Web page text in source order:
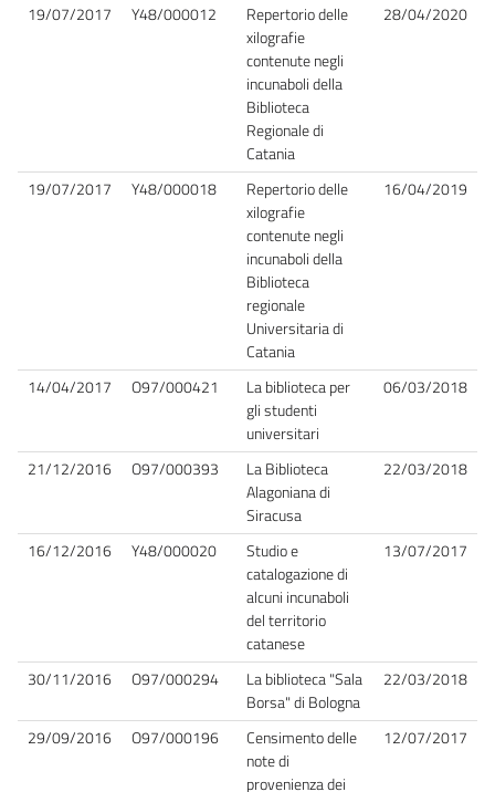
19/07/2017 Y48/000012
Repertorio delle
xilografie
contenute negli
incunaboli della
Biblioteca
Regionale di
Catania
28/04/2020
19/07/2017 Y48/000018
Repertorio delle
xilografie
contenute negli
incunaboli della
Biblioteca
regionale
Universitaria di
Catania
16/04/2019
14/04/2017 O97/000421
La biblioteca per
gli studenti
universitari
06/03/2018
21/12/2016 O97/000393
La Biblioteca
Alagoniana di
Siracusa
22/03/2018
16/12/2016 Y48/000020
Studio e
catalogazione di
alcuni incunaboli
del territorio
catanese
13/07/2017
30/11/2016 O97/000294
La biblioteca "Sala
Borsa" di Bologna
22/03/2018
29/09/2016 O97/000196
Censimento delle
note di
provenienza dei
12/07/2017